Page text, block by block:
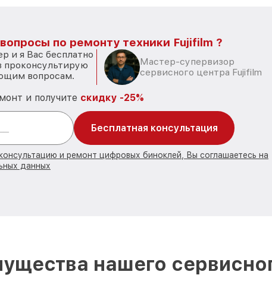
по ремонту техники Fujifilm ?
и я Вас бесплатно
проконсультирую
вопросам.
Мастер-супервизор
сервисного центра Fujifilm
и получите скидку -25%
Бесплатная консультация
и ремонт цифровых биноклей, Вы соглашаетесь на
данных
нашего